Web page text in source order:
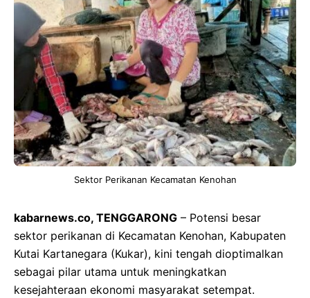
Sektor Perikanan Kecamatan Kenohan
kabarnews.co, TENGGARONG – Potensi besar
sektor perikanan di Kecamatan Kenohan, Kabupaten
Kutai Kartanegara (Kukar), kini tengah dioptimalkan
sebagai pilar utama untuk meningkatkan
kesejahteraan ekonomi masyarakat setempat.